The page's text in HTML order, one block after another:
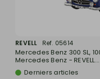
REVELL Ref. 05614
Mercedes Benz 300 SL,
Mercedes Benz - REVELL...
Derniers articles